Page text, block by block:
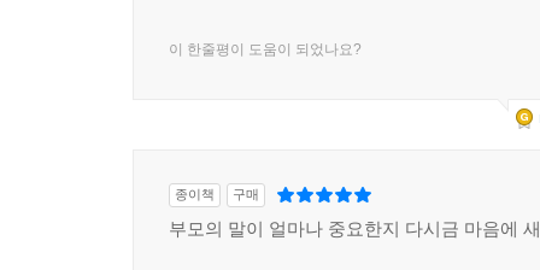
이 한줄평이 도움이 되었나요?
종이책 구매
부모의 말이 얼마나 중요한지 다시금 마음에